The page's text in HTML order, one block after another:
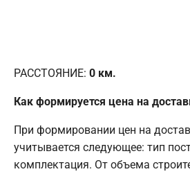
РАССТОЯНИЕ: 0 км.
Как формируется цена на
При формировании цен на
учитывается следующее: тип
комплектация. От объема